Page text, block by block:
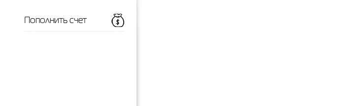
Пополнить счет